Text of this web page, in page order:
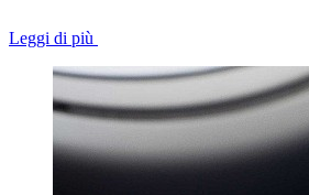
Leggi di più